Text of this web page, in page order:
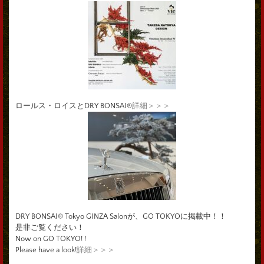
ロールス・ロイスとDRY BONSAI®詳細＞＞＞
DRY BONSAI® Tokyo GINZA Salonが、GO TOKYOに掲載中！！
是非ご覧ください！
Now on GO TOKYO! !
Please have a look!詳細＞＞＞